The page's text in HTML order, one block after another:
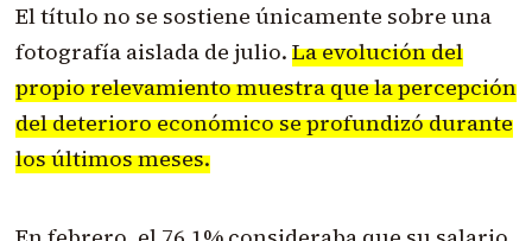
El título no se sostiene únicamente sobre una
fotografía aislada de julio. La evolución del
propio relevamiento muestra que la percepción
del deterioro económico se profundizó durante
los últimos meses.